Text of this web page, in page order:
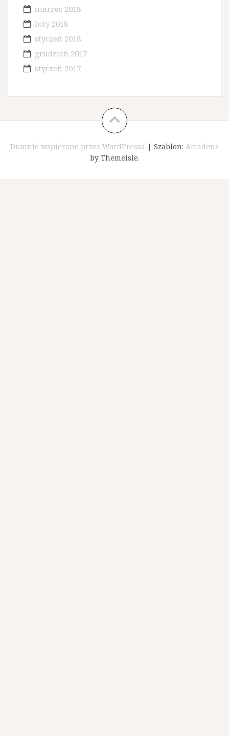
marzec 2018
luty 2018
styczeń 2018
grudzień 2017
styczeń 2017
Dumnie wspierane przez WordPressa | Szablon: Amadeus
by Themeisle.